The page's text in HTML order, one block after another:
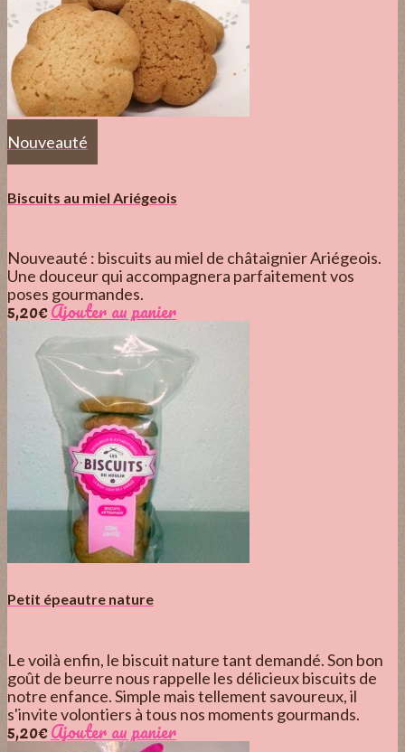
Nouveauté
Biscuits au miel Ariégeois
Nouveauté : biscuits au miel de châtaignier Ariégeois.
Une douceur qui accompagnera parfaitement vos
poses gourmandes.
5,20€Ajouter au panier
Petit épeautre nature
Le voilà enfin, le biscuit nature tant demandé. Son bon
goût de beurre nous rappelle les délicieux biscuits de
notre enfance. Simple mais tellement savoureux, il
s'invite volontiers à tous nos moments gourmands.
5,20€Ajouter au panier